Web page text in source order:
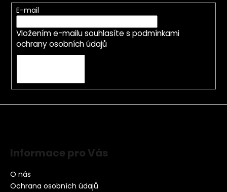
E-mail
Vložením e-mailu souhlasíte s podmínkami
ochrany osobních údajů
Informace pro Vás
O nás
Ochrana osobních údajů